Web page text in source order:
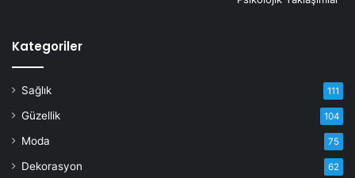
Kategoriler
Sağlık 111
Güzellik 104
Moda 75
Dekorasyon 62